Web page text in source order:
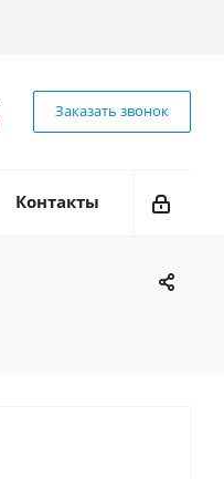
Заказать звонок
Контакты